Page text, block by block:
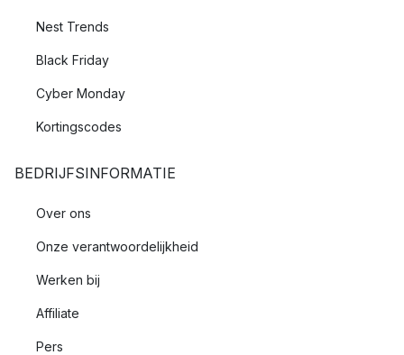
Nest Trends
Black Friday
Cyber Monday
Kortingscodes
BEDRIJFSINFORMATIE
Over ons
Onze verantwoordelijkheid
Werken bij
Affiliate
Pers